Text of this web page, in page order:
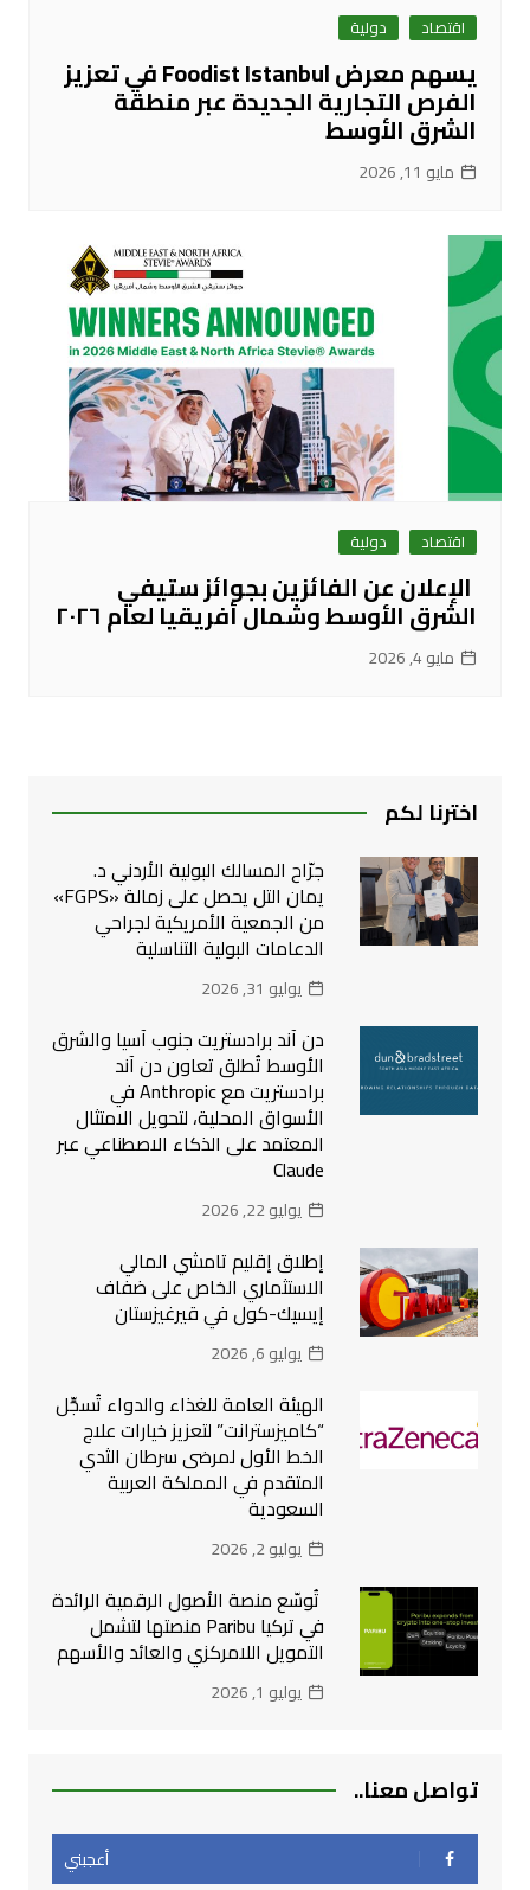
اقتصاد دولية
يسهم معرض Foodist Istanbul في تعزيز
الفرص التجارية الجديدة عبر منطقة
الشرق الأوسط
مايو 11, 2026
اقتصاد دولية
الإعلان عن الفائزين بجوائز ستيفي
الشرق الأوسط وشمال أفريقيا لعام ٢٠٢٦
مايو 4, 2026
اخترنا لكم
جرّاح المسالك البولية الأردني د.
يمان التل يحصل على زمالة «FGPS»
من الجمعية الأمريكية لجراحي
الدعامات البولية التناسلية
يوليو 31, 2026
دن آند برادستريت جنوب آسيا والشرق
الأوسط تُطلق تعاون دن آند
برادستريت مع Anthropic في
الأسواق المحلية، لتحويل الامتثال
المعتمد على الذكاء الاصطناعي عبر
Claude
يوليو 22, 2026
إطلاق إقليم تامشي المالي
الاستثماري الخاص على ضفاف
إيسيك-كول في قيرغيزستان
يوليو 6, 2026
الهيئة العامة للغذاء والدواء تُسجِّل
“كاميزسترانت” لتعزيز خيارات علاج
الخط الأول لمرضى سرطان الثدي
المتقدم في المملكة العربية
السعودية
يوليو 2, 2026
تُوسّع منصة الأصول الرقمية الرائدة
في تركيا Paribu منصتها لتشمل
التمويل اللامركزي والعائد والأسهم
يوليو 1, 2026
تواصل معنا..
أعجبني